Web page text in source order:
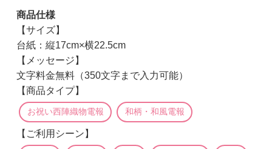
商品仕様
【サイズ】
台紙：縦17cm×横22.5cm
【メッセージ】
文字料金無料（350文字まで入力可能）
【商品タイプ】
お祝い西陣織物電報 和柄・和風電報
【ご利用シーン】